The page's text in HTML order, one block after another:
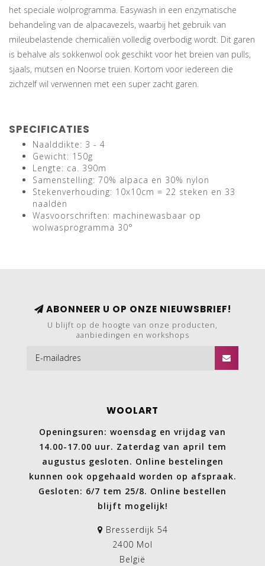
het speciale wolprogramma. Easywash in een enzymatische
behandeling van de alpacavezels, waarbij het gebruik van
mileubelastende chemicaliën volledig overbodig wordt. Dit garen
is behalve als sokkenwol ook geschikt voor het breien van pulls,
sjaals, mutsen en Noorse truien. Kortom voor iedereen die
zichzelf wil verwennen met een super zacht garen.
SPECIFICATIES
Naalddikte: 3 - 4
Gewicht: 150g
Lengte: ca. 390m
Samenstelling: 70% alpaca en 30% nylon
Stekenverhouding: 10x10cm = 22 steken en 33
naalden
Wasvoorschriften: machinewasbaar op
wolwasprogramma 30°
ABONNEER U OP ONZE NIEUWSBRIEF!
U blijft op de hoogte van onze producten,
aanbiedingen en workshops
WOOLART
Openingsuren: woensdag en vrijdag van
14.00-17.00 uur. Zaterdag van april tem
augustus gesloten. Online bestelingen
kunnen ook opgehaald worden op afspraak.
Gesloten: 6/7 tem 25/8. Online bestellen
blijft mogelijk!
Bresserdijk 54
2400 Mol
België